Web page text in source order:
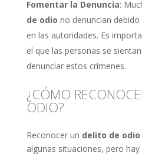
Fomentar la Denuncia:
de odio no denuncian
en las autoridades. Es
el que las personas se
denunciar estos crímenes.
¿CÓMO
ODIO?
Reconocer un delito de odio
algunas situaciones, pero